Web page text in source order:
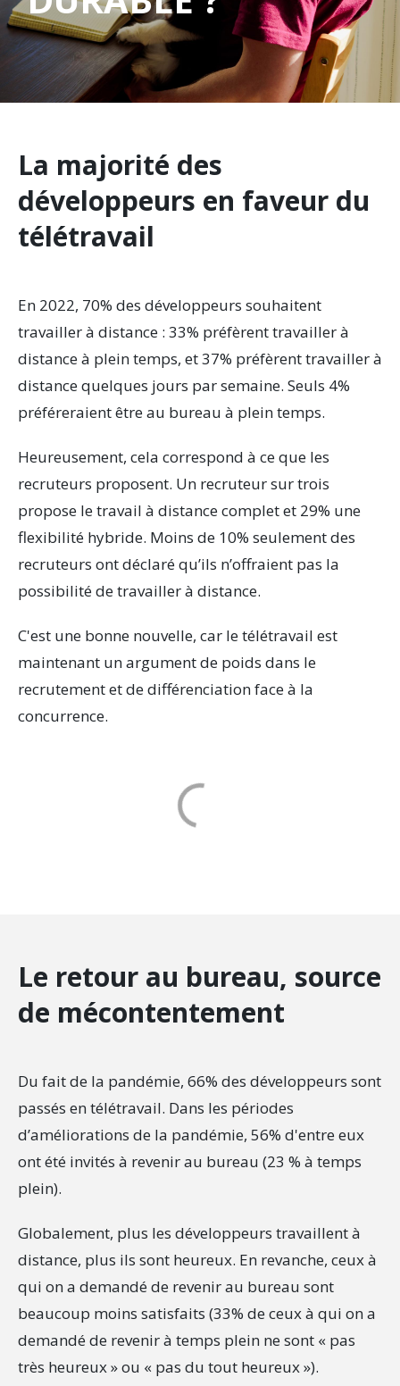
La majorité des
développeurs en faveur du
télétravail
En 2022, 70% des développeurs souhaitent
travailler à distance : 33% préfèrent travailler à
distance à plein temps, et 37% préfèrent travailler à
distance quelques jours par semaine. Seuls 4%
préféreraient être au bureau à plein temps.
Heureusement, cela correspond à ce que les
recruteurs proposent. Un recruteur sur trois
propose le travail à distance complet et 29% une
flexibilité hybride. Moins de 10% seulement des
recruteurs ont déclaré qu’ils n’offraient pas la
possibilité de travailler à distance.
C'est une bonne nouvelle, car le télétravail est
maintenant un argument de poids dans le
recrutement et de différenciation face à la
concurrence.
Le retour au bureau, source
de mécontentement
Du fait de la pandémie, 66% des développeurs sont
passés en télétravail. Dans les périodes
d’améliorations de la pandémie, 56% d'entre eux
ont été invités à revenir au bureau (23 % à temps
plein).
Globalement, plus les développeurs travaillent à
distance, plus ils sont heureux. En revanche, ceux à
qui on a demandé de revenir au bureau sont
beaucoup moins satisfaits (33% de ceux à qui on a
demandé de revenir à temps plein ne sont « pas
très heureux » ou « pas du tout heureux »).